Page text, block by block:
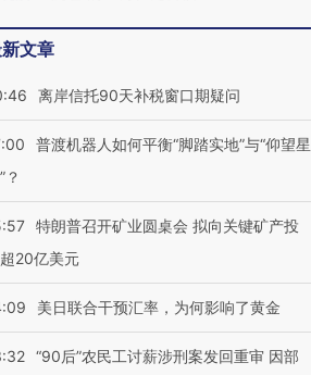
文章
离岸信托90天补税窗口期疑问
普渡机器人如何平衡“脚踏实地”与“仰望星
？
特朗普召开矿业圆桌会 拟向关键矿产投
20亿美元
美日联合干预汇率，为何影响了黄金
“90后”农民工讨薪涉刑案发回重审 因部